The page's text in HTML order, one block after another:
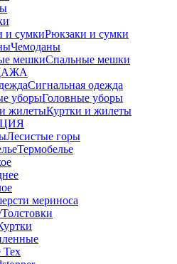
Рюкзаки и сумки
Чемоданы
Спальные мешки
Сигнальная одежда
Головные уборы
Куртки и жилеты
Лесистые горы
Термобелье
мериноса
Tex